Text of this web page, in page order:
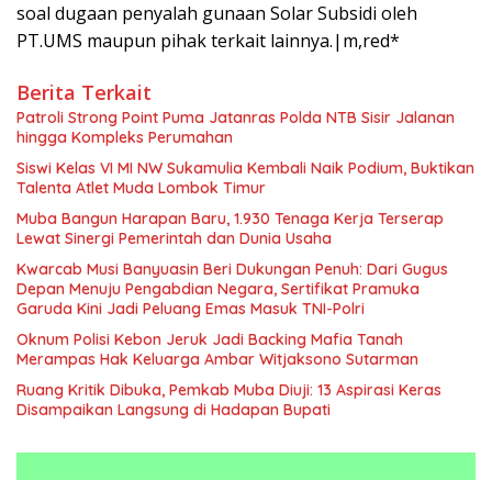
soal dugaan penyalah gunaan Solar Subsidi oleh
PT.UMS maupun pihak terkait lainnya.|m,red*
Berita Terkait
Patroli Strong Point Puma Jatanras Polda NTB Sisir Jalanan
hingga Kompleks Perumahan
Siswi Kelas VI MI NW Sukamulia Kembali Naik Podium, Buktikan
Talenta Atlet Muda Lombok Timur
Muba Bangun Harapan Baru, 1.930 Tenaga Kerja Terserap
Lewat Sinergi Pemerintah dan Dunia Usaha
Kwarcab Musi Banyuasin Beri Dukungan Penuh: Dari Gugus
Depan Menuju Pengabdian Negara, Sertifikat Pramuka
Garuda Kini Jadi Peluang Emas Masuk TNI-Polri
Oknum Polisi Kebon Jeruk Jadi Backing Mafia Tanah
Merampas Hak Keluarga Ambar Witjaksono Sutarman
Ruang Kritik Dibuka, Pemkab Muba Diuji: 13 Aspirasi Keras
Disampaikan Langsung di Hadapan Bupati